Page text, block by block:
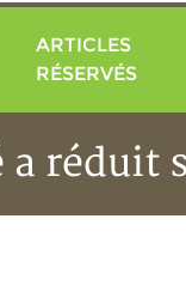
ARTICLES
RÉSERVÉS
réduit
réduit